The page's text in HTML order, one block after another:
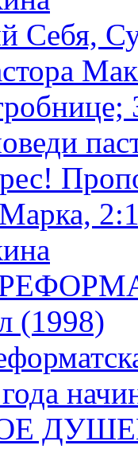
Себя,
(1998)